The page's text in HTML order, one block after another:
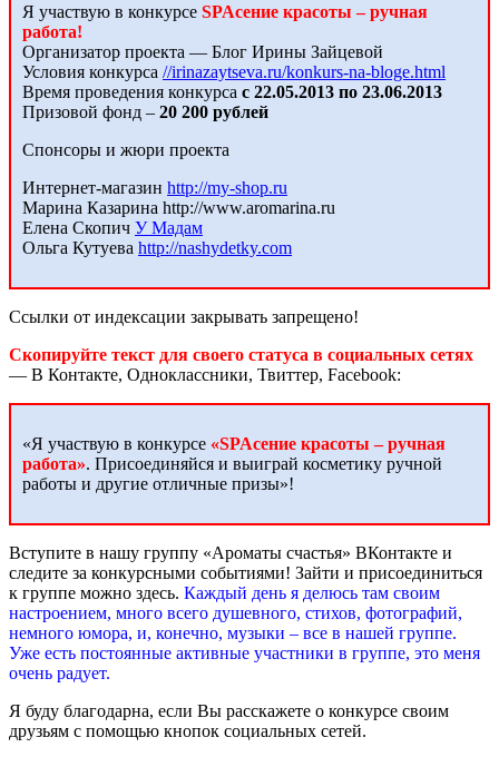
Я участвую в конкурсе SPAсение красоты – ручная
работа!
Организатор проекта — Блог Ирины Зайцевой
Условия конкурса //irinazaytseva.ru/konkurs-na-bloge.html
Время проведения конкурса с 22.05.2013 по 23.06.2013
Призовой фонд – 20 200 рублей
Спонсоры и жюри проекта
Интернет-магазин http://my-shop.ru
Марина Казарина http://www.aromarina.ru
Елена Скопич У Мадам
Ольга Кутуева http://nashydetky.com
Ссылки от индексации закрывать запрещено!
Скопируйте текст для своего статуса в социальных сетях
— В Контакте, Одноклассники, Твиттер, Facebook:
«Я участвую в конкурсе «SPAсение красоты – ручная
работа». Присоединяйся и выиграй косметику ручной
работы и другие отличные призы»!
Вступите в нашу группу «Ароматы счастья» ВКонтакте и
следите за конкурсными событиями! Зайти и присоединиться
к группе можно здесь. Каждый день я делюсь там своим
настроением, много всего душевного, стихов, фотографий,
немного юмора, и, конечно, музыки – все в нашей группе.
Уже есть постоянные активные участники в группе, это меня
очень радует.
Я буду благодарна, если Вы расскажете о конкурсе своим
друзьям с помощью кнопок социальных сетей.